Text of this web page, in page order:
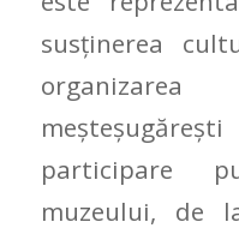
susţinerea
participare
muzeului, de